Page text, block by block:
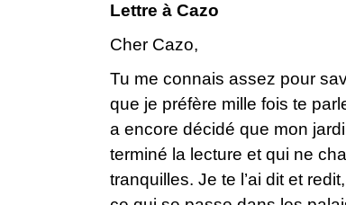
Lettre à Cazo
Cher Cazo,
Tu me connais assez pour
que je préfère mille fois te
a encore décidé que mon
terminé la lecture et qui ne
tranquilles. Je te l’ai dit et